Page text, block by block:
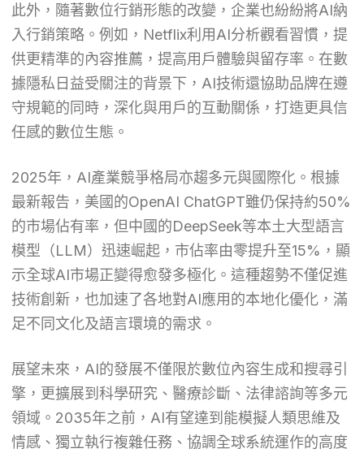
此外，隨著數位行銷形態的改變，企業也紛紛將AI納
入行銷策略。例如，Netflix利用AI分析觀看習慣，提
供更精準的內容推薦，提高用戶體驗與留存率。在數
據隱私日益受關注的背景下，AI技術還協助品牌在遵
守規範的同時，深化與用戶的互動關係，打造更具信
任感的數位生態。
2025年，AI產業競爭格局亦趨多元與國際化。根據
最新報告，美國的OpenAI ChatGPT雖仍保持約50%
的市場佔有率，但中國的DeepSeek等本土大型語言
模型（LLM）迅速崛起，市佔率由零提升至15%，顯
示全球AI市場正變得愈發多極化。這種趨勢不僅促進
技術創新，也加速了各地對AI應用的本地化優化，滿
足不同文化及語言環境的需求。
展望未來，AI的發展不僅限於數位內容生成和搜尋引
擎，更擴展到科學研究、醫療診斷、法律諮詢等多元
領域。2035年之前，AI有望達到能模擬人類思維及
情感、獨立執行複雜任務、協調全球系統運作的高度